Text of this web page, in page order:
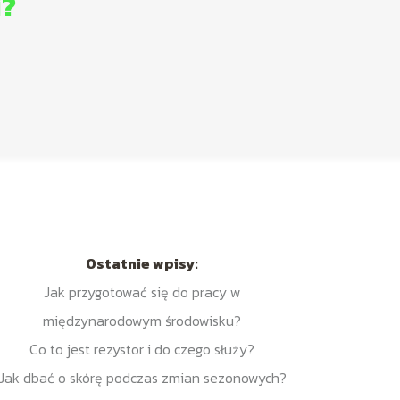
Ostatnie wpisy:
Jak przygotować się do pracy w
międzynarodowym środowisku?
Co to jest rezystor i do czego służy?
dbać o skórę podczas zmian sezonowych?